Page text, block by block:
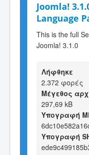
Joomla!
Language
This is the full
Joomla! 3.1.0
Λήφθηκε
2.372 φορές
Μέγεθος
297,69 kB
Υπογραφή
Υπογραφή